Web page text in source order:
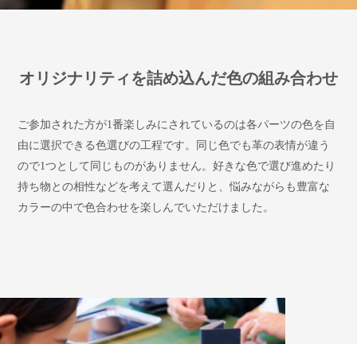
オリジナリティを詰め込んだ色の組み合わせ
ご参加された方が1番楽しみにされているのは各パーツの色を自
由に選択できる色選びの工程です。同じ色でも革の表情が違う
ので1つとして同じものがありません。好きな色で選び進めたり
持ち物との相性などを考えて選んだりと、悩みながらも豊富な
カラーの中で色合わせを楽しんでいただけました。